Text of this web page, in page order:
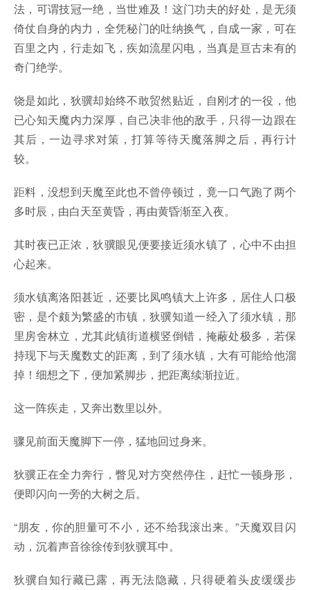
法，可谓技冠一绝，当世难及！这门功夫的好处，是无须
倚仗自身的内力，全凭秘门的吐纳换气，自成一家，可在
百里之内，行走如飞，疾如流星闪电，当真是亘古未有的
奇门绝学。
饶是如此，狄骥却始终不敢贸然贴近，自刚才的一役，他
已心知天魔内力深厚，自己决非他的敌手，只得一边跟在
其后，一边寻求对策，打算等待天魔落脚之后，再行计
较。
距料，没想到天魔至此也不曾停顿过，竟一口气跑了两个
多时辰，由白天至黄昏，再由黄昏渐至入夜。
其时夜已正浓，狄骥眼见便要接近须水镇了，心中不由担
心起来。
须水镇离洛阳甚近，还要比凤鸣镇大上许多，居住人口极
密，是个颇为繁盛的市镇，狄骥知道一经入了须水镇，那
里房舍林立，尤其此镇街道横竖倒错，掩蔽处极多，若保
持现下与天魔数丈的距离，到了须水镇，大有可能给他溜
掉！细想之下，便加紧脚步，把距离续渐拉近。
这一阵疾走，又奔出数里以外。
骤见前面天魔脚下一停，猛地回过身来。
狄骥正在全力奔行，瞥见对方突然停住，赶忙一顿身形，
便即闪向一旁的大树之后。
“朋友，你的胆量可不小，还不给我滚出来。”天魔双目闪
动，沉着声音徐徐传到狄骥耳中。
狄骥自知行藏已露，再无法隐藏，只得硬着头皮缓缓步